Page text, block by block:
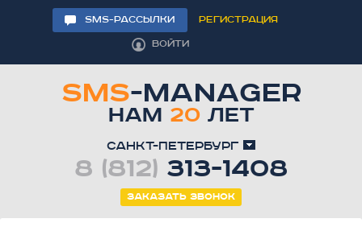
SMS-РАССЫЛКИ
РЕГИСТРАЦИЯ
ВОЙТИ
SMS-MANAGER
НАМ 20ЛЕТ
Санкт-Петербург
8 (812) 313-1408
Заказать звонок